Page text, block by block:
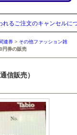
注文のキャンセルについて
連券 > その他ファッション雑
円券の販売
信販売）